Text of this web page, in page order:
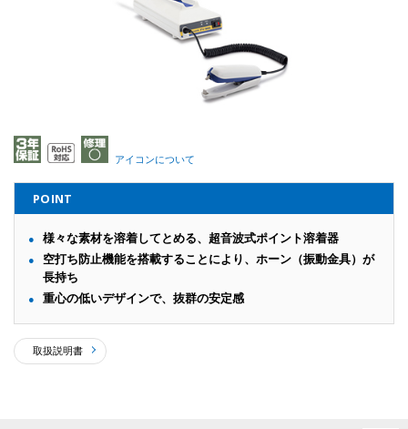
アイコンについて
POINT
様々な素材を溶着してとめる、超音波式ポイント溶着器
空打ち防止機能を搭載することにより、ホーン（振動金具）が
長持ち
重心の低いデザインで、抜群の安定感
取扱説明書